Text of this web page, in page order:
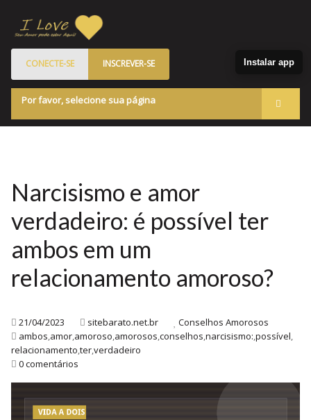
CONECTE-SE INSCREVER-SE
Por favor, selecione sua página
Programa de Patrocinados
Marketplace
Blog
Narcisismo e amor
verdadeiro: é possível ter
ambos em um
relacionamento amoroso?
21/04/2023 sitebarato.net.br
Conselhos Amorosos
ambos,amor,amoroso,amorosos,conselhos,narcisismo:,possível,
relacionamento,ter,verdadeiro
0 comentários
Instalar app